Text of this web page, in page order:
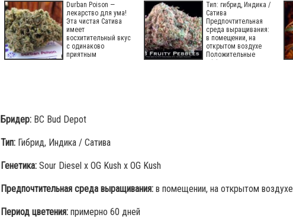
Durban Poison —
лекарство для ума!
Эта чистая Сатива
имеет
восхитительный вкус
с одинаково
приятным
Тип: гибрид, Индика /
Сатива
Предпочтительная
среда выращивания:
в помещении, на
открытом воздухе
Положительные
Бридер: BC Bud Depot
Тип: Гибрид, Индика / Сатива
Генетика: Sour Diesel x OG Kush x OG Kush
Предпочтительная среда выращивания: в помещении, на открытом воздухе
Период цветения: примерно 60 дней